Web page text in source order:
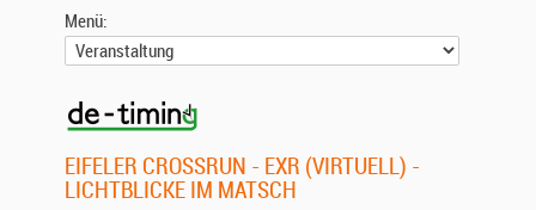
Menü:
EIFELER CROSSRUN - EXR (VIRTUELL) -
LICHTBLICKE IM MATSCH